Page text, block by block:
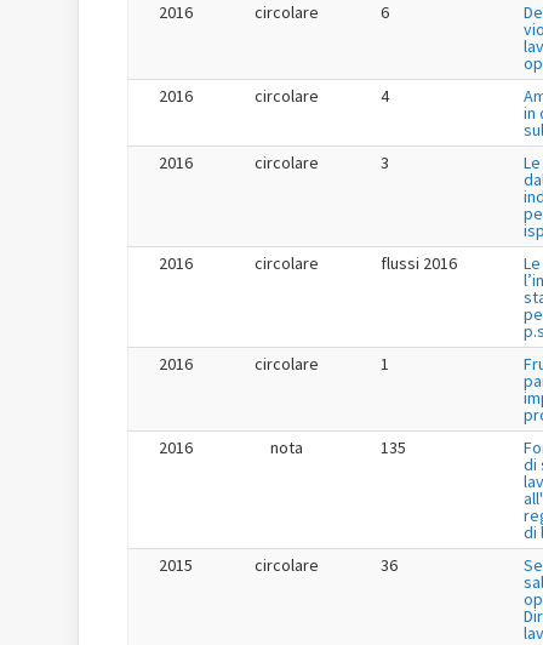
2016
circolare 6
2016
circolare 4
in
2016
circolare 3
2016
circolare flussi 2016
2016
circolare 1
2016
nota 135
di
di
2015
circolare 36